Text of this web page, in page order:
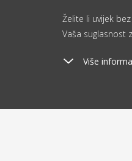
Želite li uvijek
Vaša suglasnost
Više